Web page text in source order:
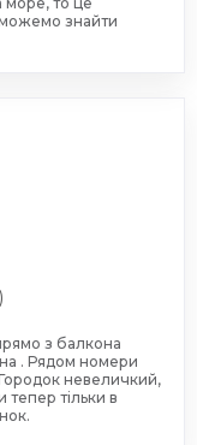
можемо знайти
з балкона
. Рядом номери
невеличкий,
тепер тільки в